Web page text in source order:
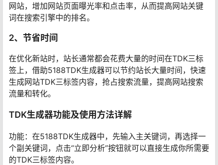
网站，增加网站页面曝光率和点击率，从而提高网站关键
词在搜索引擎中的排名。
2、节省时间
在优化新站时，站长通常都会花费大量的时间在TDK三标
签上，借助5188TDK生成器可以节约站长大量时间，快速
生成网站TDK三标签内容，抢占搜索流量，提高网站搜索
流量和转化。
TDK生成器功能及使用方法详解
功能：在5188TDK生成器中，先输入主关键词，再选择一
个副关键词，点击“立即分析”按钮就可以直接生成你所需要
的TDK三标签内容。